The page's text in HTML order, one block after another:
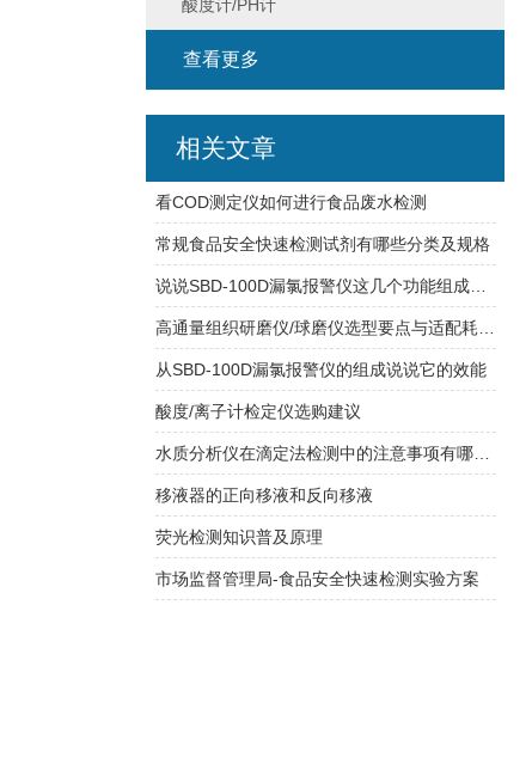
酸度计/PH计
查看更多
相关文章
看COD测定仪如何进行食品废水检测
常规食品安全快速检测试剂有哪些分类及规格
说说SBD-100D漏氯报警仪这几个功能组成特点
从SBD-100D漏氯报警仪的组成说说它的效能
酸度/离子计检定仪选购建议
水质分析仪在滴定法检测中的注意事项有哪些？
移液器的正向移液和反向移液
荧光检测知识普及原理
市场监督管理局-食品安全快速检测实验方案